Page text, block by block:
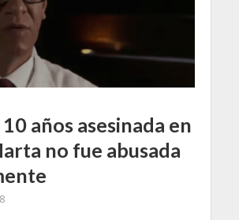
años asesinada en
no fue abusada